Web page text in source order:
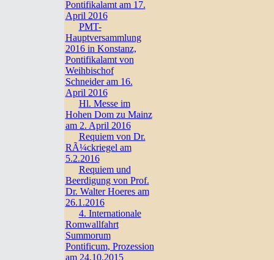
Pontifikalamt am 17.
April 2016
PMT-
Hauptversammlung
2016 in Konstanz,
Pontifikalamt von
Weihbischof
Schneider am 16.
April 2016
Hl. Messe im
Hohen Dom zu Mainz
am 2. April 2016
Requiem von Dr.
RÃ¼ckriegel am
5.2.2016
Requiem und
Beerdigung von Prof.
Dr. Walter Hoeres am
26.1.2016
4. Internationale
Romwallfahrt
Summorum
Pontificum, Prozession
am 24.10.2015